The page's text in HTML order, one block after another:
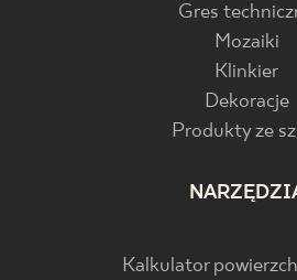
Gres
Mozaiki
Klinkier
Dekoracje
Produkty ze
Kalkulator